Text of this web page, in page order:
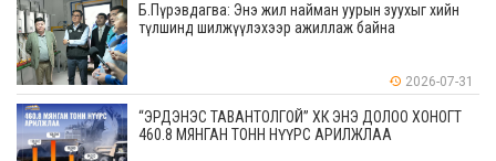
Б.Пүрэвдагва: Энэ жил найман уурын зуухыг хийн
түлшинд шилжүүлэхээр ажиллаж байна
2026-07-31
“ЭРДЭНЭС ТАВАНТОЛГОЙ” ХК ЭНЭ ДОЛОО ХОНОГТ
460.8 МЯНГАН ТОНН НҮҮРС АРИЛЖЛАА